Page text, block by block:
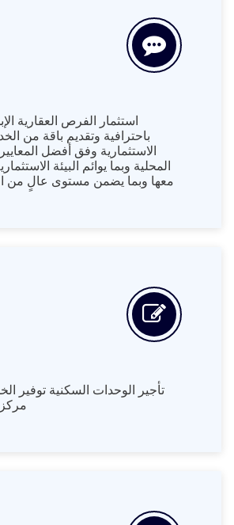
استثمار الفرص العقارية
باحترافية وتقديم باقة من
الاستثمارية وفق أفضل المعايير
المحلية وبما يوائم البيئة
معها وبما يضمن مستوى عالٍ من
تأجير الوحدات السكنية توفير
مركز